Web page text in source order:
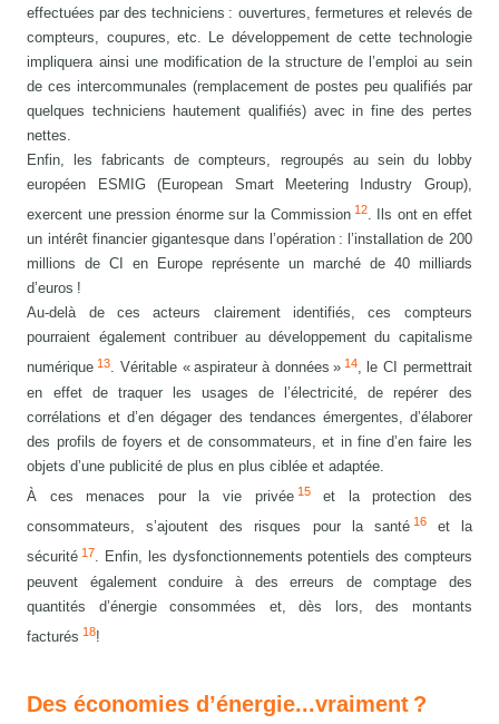
effectuées par des techniciens : ouvertures, fermetures et relevés de
compteurs, coupures, etc. Le développement de cette technologie
impliquera ainsi une modification de la structure de l’emploi au sein
de ces intercommunales (remplacement de postes peu qualifiés par
quelques techniciens hautement qualifiés) avec in fine des pertes
nettes.
Enfin, les fabricants de compteurs, regroupés au sein du lobby
européen ESMIG (European Smart Meetering Industry Group),
exercent une pression énorme sur la Commission 12. Ils ont en effet
un intérêt financier gigantesque dans l’opération : l’installation de 200
millions de CI en Europe représente un marché de 40 milliards
d’euros !
Au-delà de ces acteurs clairement identifiés, ces compteurs
pourraient également contribuer au développement du capitalisme
numérique13. Véritable « aspirateur à données » 14, le CI permettrait
en effet de traquer les usages de l’électricité, de repérer des
corrélations et d’en dégager des tendances émergentes, d’élaborer
des profils de foyers et de consommateurs, et in fine d’en faire les
objets d’une publicité de plus en plus ciblée et adaptée.
À ces menaces pour la vie privée 15et la protection des
consommateurs, s’ajoutent des risques pour la santé 16et la
sécurité17. Enfin, les dysfonctionnements potentiels des compteurs
peuvent également conduire à des erreurs de comptage des
quantités d’énergie consommées et, dès lors, des montants
facturés18!
Des économies d’énergie...vraiment ?